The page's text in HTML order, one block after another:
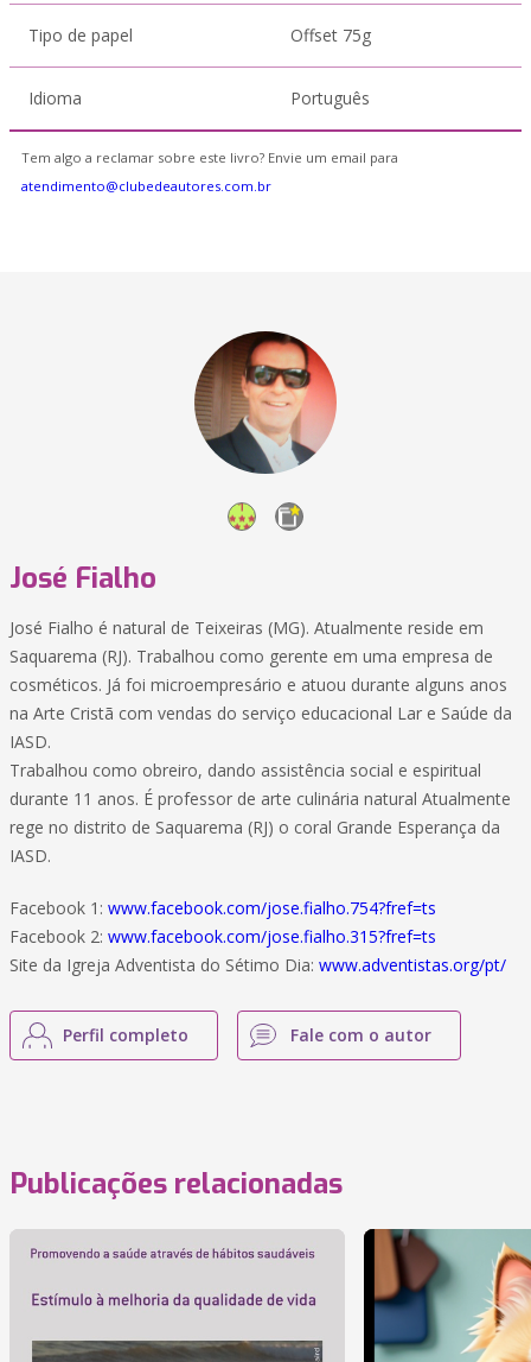
Tipo de papel Offset 75g
Idioma Português
Tem algo a reclamar sobre este livro? Envie um email para
atendimento@clubedeautores.com.br
José Fialho
José Fialho é natural de Teixeiras (MG). Atualmente reside em
Saquarema (RJ). Trabalhou como gerente em uma empresa de
cosméticos. Já foi microempresário e atuou durante alguns anos
na Arte Cristã com vendas do serviço educacional Lar e Saúde da
IASD.
Trabalhou como obreiro, dando assistência social e espiritual
durante 11 anos. É professor de arte culinária natural Atualmente
rege no distrito de Saquarema (RJ) o coral Grande Esperança da
IASD.
Facebook 1: www.facebook.com/jose.fialho.754?fref=ts
Facebook 2: www.facebook.com/jose.fialho.315?fref=ts
Site da Igreja Adventista do Sétimo Dia: www.adventistas.org/pt/
Perfil completo Fale com o autor
Publicações relacionadas